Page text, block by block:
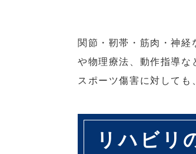
関節・靭帯・筋肉・神
や物理療法、動作指導な
スポーツ傷害に対しても
リハビリ